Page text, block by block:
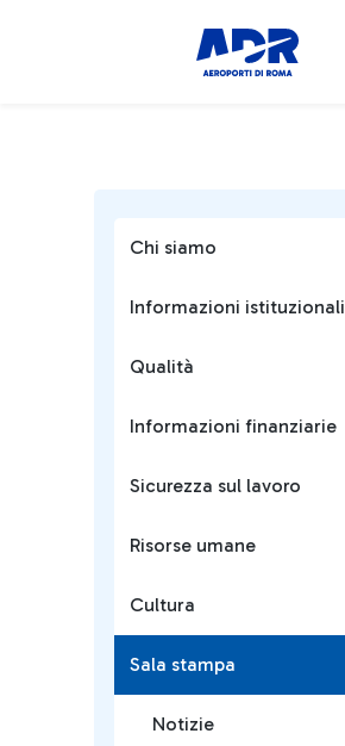
Chi siamo
Informazioni istituzionali
Qualità
Informazioni finanziarie
Sicurezza sul lavoro
Risorse umane
Cultura
Sala stampa
Notizie